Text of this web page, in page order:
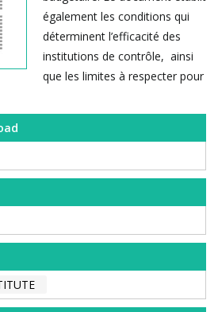
également les conditions qui
déterminent l’efficacité des
institutions de contrôle, ainsi
que les limites à respecter pour